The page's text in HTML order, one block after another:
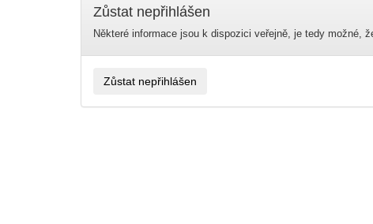
Zůstat nepřihlášen
Některé informace jsou k dispozici veřejně, je tedy možné,